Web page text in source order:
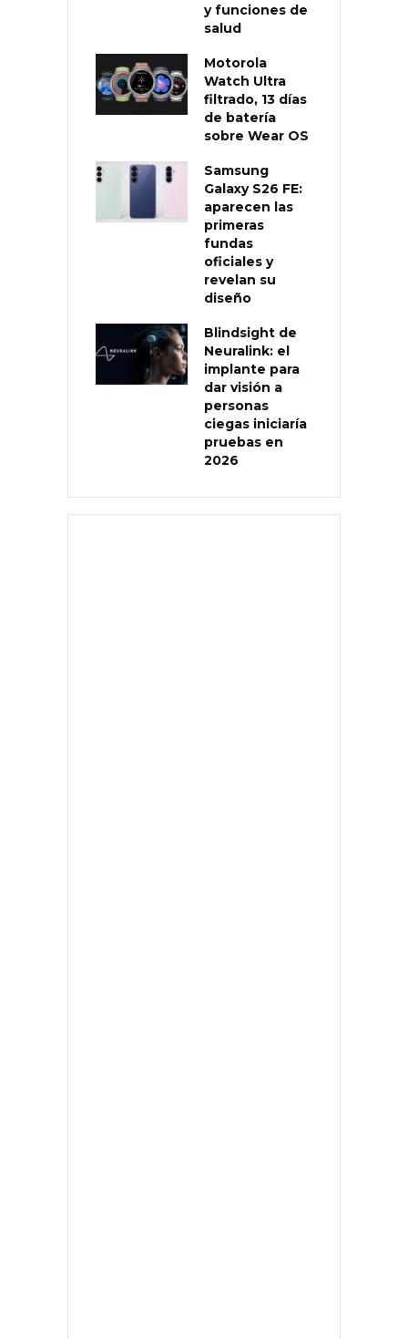
y funciones de
salud
Motorola
Watch Ultra
filtrado, 13 días
de batería
sobre Wear OS
Samsung
Galaxy S26 FE:
aparecen las
primeras
fundas
oficiales y
revelan su
diseño
Blindsight de
Neuralink: el
implante para
dar visión a
personas
ciegas iniciaría
pruebas en
2026